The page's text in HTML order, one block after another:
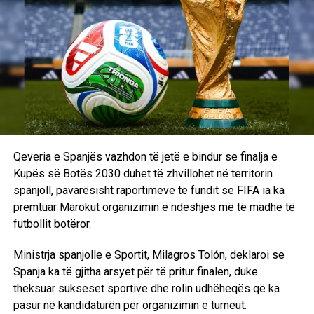
Qeveria e Spanjës vazhdon të jetë e bindur se finalja e
Kupës së Botës 2030 duhet të zhvillohet në territorin
spanjoll, pavarësisht raportimeve të fundit se FIFA ia ka
premtuar Marokut organizimin e ndeshjes më të madhe të
futbollit botëror.
Ministrja spanjolle e Sportit, Milagros Tolón, deklaroi se
Spanja ka të gjitha arsyet për të pritur finalen, duke
theksuar sukseset sportive dhe rolin udhëheqës që ka
pasur në kandidaturën për organizimin e turneut.